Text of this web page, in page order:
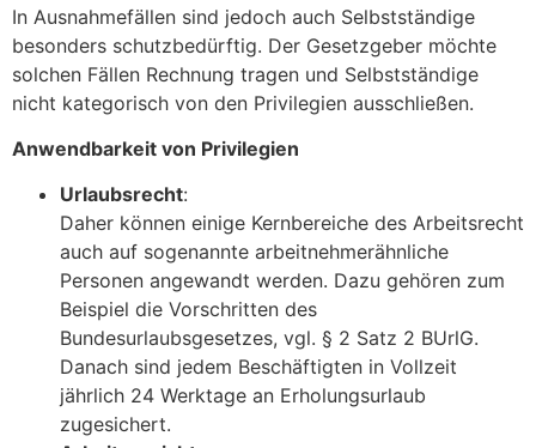
In Ausnahmefällen sind jedoch auch Selbstständige
besonders schutzbedürftig. Der Gesetzgeber möchte
solchen Fällen Rechnung tragen und Selbstständige
nicht kategorisch von den Privilegien ausschließen.
Anwendbarkeit von Privilegien
Urlaubsrecht:
Daher können einige Kernbereiche des Arbeitsrecht
auch auf sogenannte arbeitnehmerähnliche
Personen angewandt werden. Dazu gehören zum
Beispiel die Vorschritten des
Bundesurlaubsgesetzes, vgl. § 2 Satz 2 BUrlG.
Danach sind jedem Beschäftigten in Vollzeit
jährlich 24 Werktage an Erholungsurlaub
zugesichert.